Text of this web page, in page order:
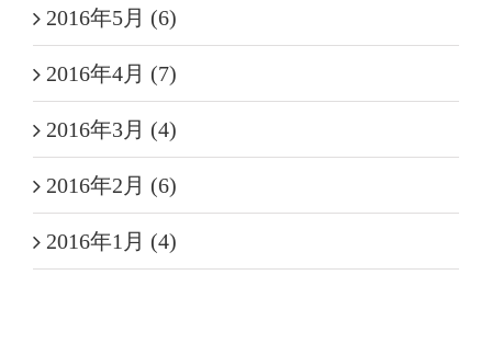
2016年5月 (6)
2016年4月 (7)
2016年3月 (4)
2016年2月 (6)
2016年1月 (4)